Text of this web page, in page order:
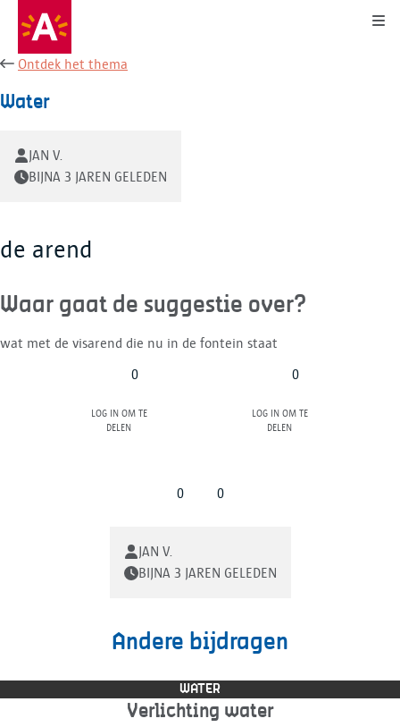
Ontdek het thema
Water
JAN V.
BIJNA 3 JAREN GELEDEN
de arend
Waar gaat de suggestie over?
wat met de visarend die nu in de fontein staat
0
Log in om te
delen
0
Log in om te
delen
0 0
JAN V.
BIJNA 3 JAREN GELEDEN
Andere bijdragen
WATER
Verlichting water